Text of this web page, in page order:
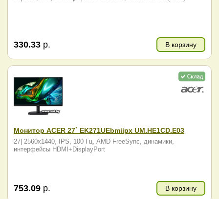
330.33 р. В корзину
Монитор ACER 27` EK271UEbmiipx UM.HE1CD.E03
27| 2560x1440, IPS, 100 Гц, AMD FreeSync, динамики,
интерфейсы HDMI+DisplayPort
753.09 р. В корзину